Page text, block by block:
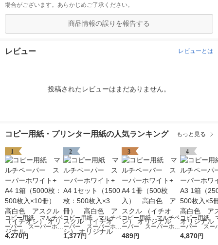
場合がございます。あらかじめご了承ください。
商品情報の誤りを報告する
レビュー レビューとは
投稿されたレビューはまだありません。
コピー用紙・プリンター用紙の人気ランキング もっと見る
1
コピー用紙 マルチペ
ーパー スーパーホワ
イト+ A4 1箱（5000
4,270円
2
コピー用紙 マルチペ
ーパー スーパーホワ
イト+ A4 1セット
1,377円
3
コピー用紙 マルチペ
ーパー スーパーホワ
イト+ A4 1冊（500
489円
4
コピー用紙
ーパー スー
イト+ A3 1
4,870円